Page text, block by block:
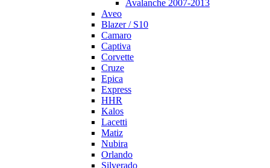
Avalanche 2007-2013
Aveo
Blazer / S10
Camaro
Captiva
Corvette
Cruze
Epica
Express
HHR
Kalos
Lacetti
Matiz
Nubira
Orlando
Silverado